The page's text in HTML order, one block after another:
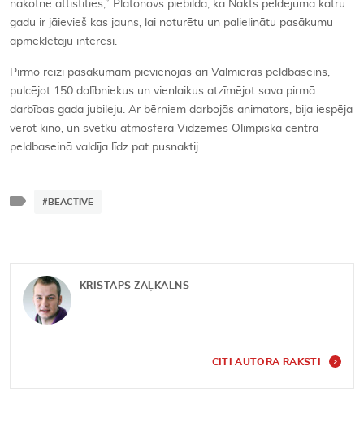
nākotnē attīstīties,” Platonovs piebilda, ka Nakts peldējumā katru
gadu ir jāievieš kas jauns, lai noturētu un palielinātu pasākumu
apmeklētāju interesi.
Pirmo reizi pasākumam pievienojās arī Valmieras peldbaseins,
pulcējot 150 dalībniekus un vienlaikus atzīmējot sava pirmā
darbības gada jubileju. Ar bērniem darbojās animators, bija iespēja
vērot kino, un svētku atmosfēra Vidzemes Olimpiskā centra
peldbaseinā valdīja līdz pat pusnaktij.
#BEACTIVE
KRISTAPS ZAĻKALNS
CITI AUTORA RAKSTI